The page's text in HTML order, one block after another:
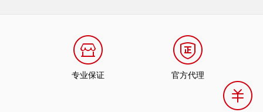
专业保证 官方代理